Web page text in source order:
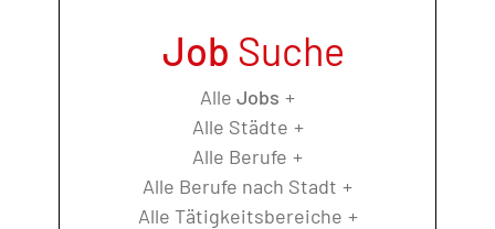
Job Suche
Alle Jobs
Alle Städte
Alle Berufe
Alle Berufe nach Stadt
Alle Tätigkeitsbereiche